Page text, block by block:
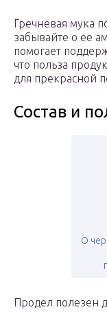
Гречневая мука
забывайте о ее
помогает
что польза
для прекрасной
Состав и
О
Продел полезен